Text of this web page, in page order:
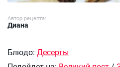
Автор рецепта:
Диана
Блюдо: Десерты